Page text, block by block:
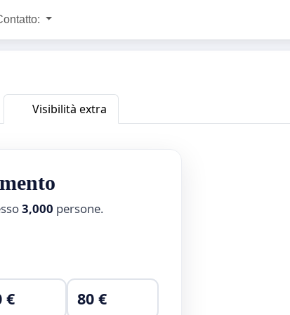
Visibilità extra
3,000 persone.
€ 80 €